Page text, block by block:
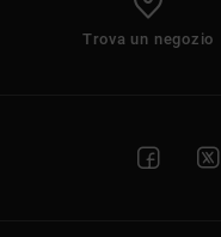
Trova un negozio